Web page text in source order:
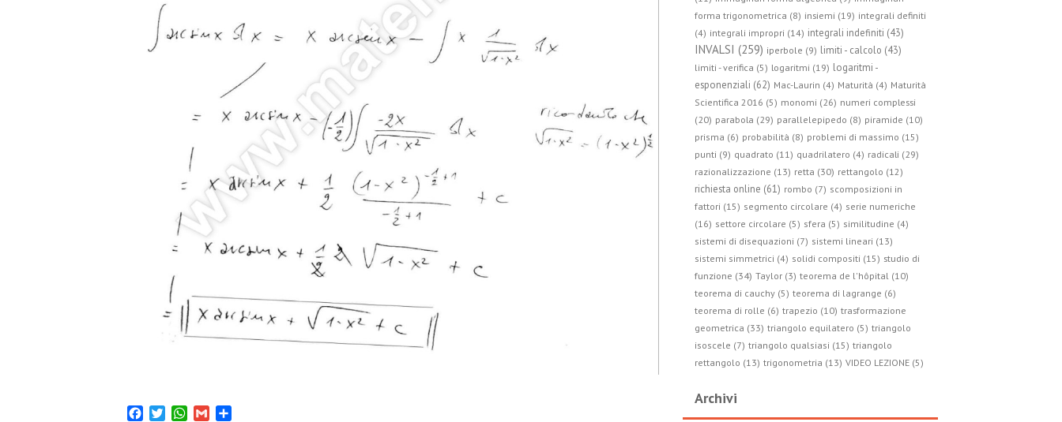
FacebookTwitterWhatsApp
Gmail
forma trigonometrica (8) insiemi (19) integrali definiti
(4) integrali impropri (14) integrali indefiniti (43)
INVALSI (259) iperbole (9) limiti - calcolo (43)
limiti - verifica (5) logaritmi (19) logaritmi -
esponenziali (62) Mac-Laurin (4) Maturità (4) Maturità
Scientifica 2016 (5) monomi (26) numeri complessi
(20) parabola (29) parallelepipedo (8) piramide (10)
prisma (6) probabilità (8) problemi di massimo (15)
punti (9) quadrato (11) quadrilatero (4) radicali (29)
razionalizzazione (13) retta (30) rettangolo (12)
richiesta online (61) rombo (7) scomposizioni in
fattori (15) segmento circolare (4) serie numeriche
(16) settore circolare (5) sfera (5) similitudine (4)
sistemi di disequazioni (7) sistemi lineari (13)
sistemi simmetrici (4) solidi compositi (15) studio di
funzione (34) Taylor (3) teorema de l'hôpital (10)
teorema di cauchy (5) teorema di lagrange (6)
teorema di rolle (6) trapezio (10) trasformazione
geometrica (33) triangolo equilatero (5) triangolo
isoscele (7) triangolo qualsiasi (15) triangolo
rettangolo (13) trigonometria (13) VIDEO LEZIONE (5)
Archivi